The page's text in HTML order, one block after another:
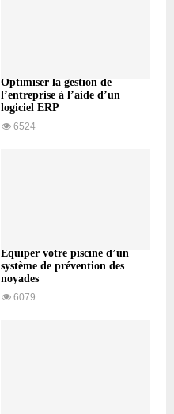
Optimiser la gestion de
l’entreprise à l’aide d’un
logiciel ERP
6524
Équiper votre piscine d’un
système de prévention des
noyades
6079